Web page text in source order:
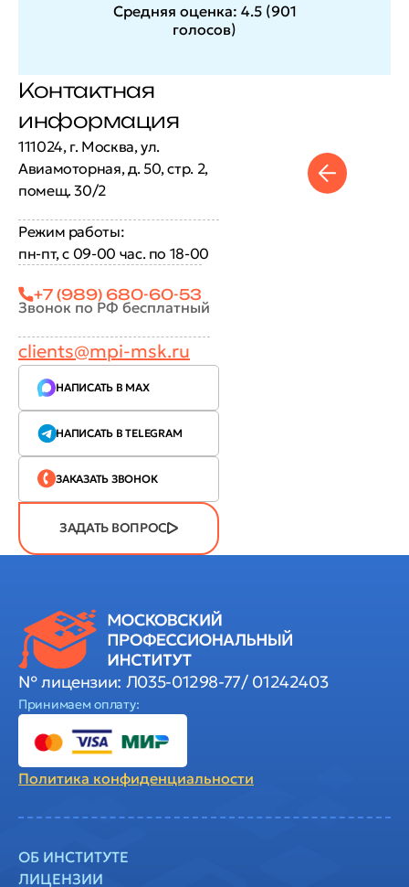
Средняя оценка: 4.5(901
голосов)
Контактная
информация
111024, г. Москва, ул.
Авиамоторная, д. 50, стр. 2,
помещ. 30/2
Режим работы:
пн-пт, с 09-00 час. по 18-00
+7 (989) 680-60-53
Звонок по РФ бесплатный
clients@mpi-msk.ru
НАПИСАТЬ В MAX
НАПИСАТЬ В TELEGRAM
ЗАКАЗАТЬ ЗВОНОК
ЗАДАТЬ ВОПРОС
№ лицензии: Л035-01298-77/ 01242403
Принимаем оплату:
Политика конфиденциальности
ОБ ИНСТИТУТЕ
ЛИЦЕНЗИИ